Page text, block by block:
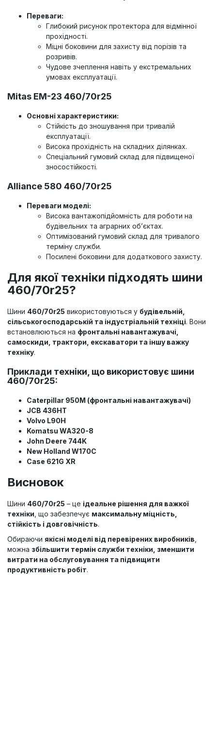
Переваги:
Глибокий рисунок протектора для відмінної
прохідності.
Міцні боковини для захисту від порізів та
розривів.
Чудове зчеплення навіть у екстремальних
умовах експлуатації.
Mitas EM-23 460/70r25
Основні характеристики:
Стійкість до зношування при тривалій
експлуатації.
Висока прохідність на складних ділянках.
Спеціальний гумовий склад для підвищеної
зносостійкості.
Alliance 580 460/70r25
Переваги моделі:
Висока вантажопідйомність для роботи на
будівельних та аграрних об’єктах.
Оптимізований гумовий склад для тривалого
терміну служби.
Посилені боковини для додаткового захисту.
Для якої техніки підходять шини
460/70r25?
Шини 460/70r25 використовуються у будівельній,
сільськогосподарській та індустріальній техніці. Вони
встановлюються на фронтальні навантажувачі,
самоскиди, трактори, екскаватори та іншу важку
техніку.
Приклади техніки, що використовує шини
460/70r25:
Caterpillar 950M (фронтальні навантажувачі)
JCB 436HT
Volvo L90H
Komatsu WA320-8
John Deere 744K
New Holland W170C
Case 621G XR
Висновок
Шини 460/70r25 – це ідеальне рішення для важкої
техніки , що забезпечує максимальну міцність,
стійкість і довговічність.
Обираючи якісні моделі від перевірених виробників
можна збільшити термін служби техніки, зменшити
витрати на обслуговування та підвищити
продуктивність робіт.